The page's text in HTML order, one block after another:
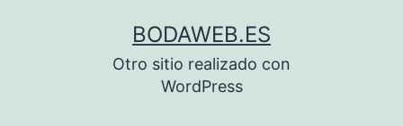
BODAWEB.ES
Otro sitio realizado con
WordPress